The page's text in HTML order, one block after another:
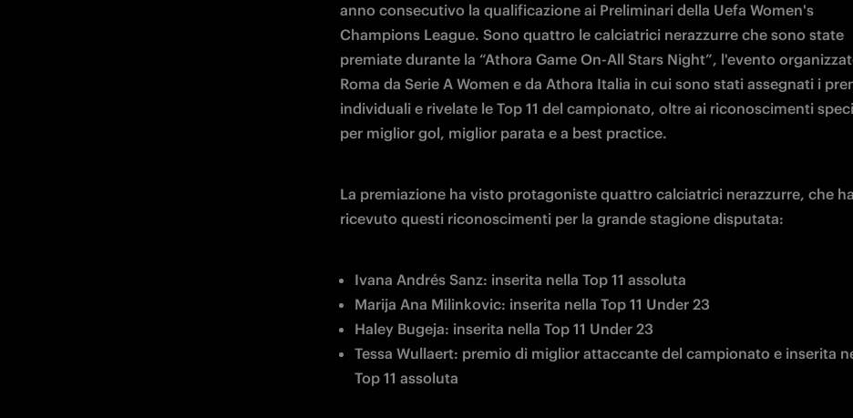
anno consecutivo la qualificazione ai Preliminari della Uefa Women's
Champions League. Sono quattro le calciatrici nerazzurre che sono state
premiate durante la “Athora Game On-All Stars Night”, l'evento
Roma da Serie A Women e da Athora Italia in cui sono stati assegnati i
individuali e rivelate le Top 11 del campionato, oltre ai riconoscimenti
per miglior gol, miglior parata e a best practice.
La premiazione ha visto protagoniste quattro calciatrici nerazzurre, che
ricevuto questi riconoscimenti per la grande stagione disputata:
Ivana Andrés Sanz: inserita nella Top 11 assoluta
Marija Ana Milinkovic: inserita nella Top 11 Under 23
Haley Bugeja: inserita nella Top 11 Under 23
Tessa Wullaert: premio di miglior attaccante del campionato e inserita
Top 11 assoluta